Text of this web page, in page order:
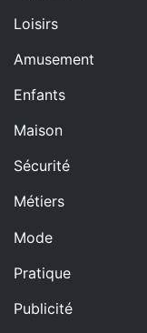
Loisirs
Amusement
Enfants
Maison
Sécurité
Métiers
Mode
Pratique
Publicité